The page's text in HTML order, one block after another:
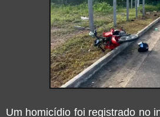
Um homicídio foi registrado no